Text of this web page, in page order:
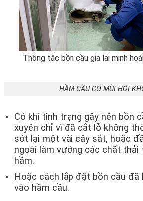
Thông tắc bồn cầu gia lai minh
HẦM CẦU CÓ MÙI HÔI
Có khi tình trạng gây nên bồn
xuyên chỉ vì đã cắt lỗ không
sót lại một vài cây sắt, hoặc
ngoài làm vướng các chất thải
hầm.
Hoặc cách lắp đặt bồn cầu đã
vào hầm cầu.